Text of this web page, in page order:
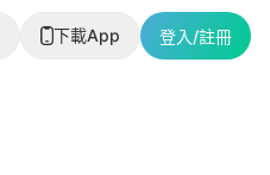
下載App 登入/註冊